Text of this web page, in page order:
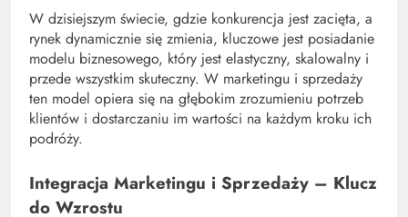
W dzisiejszym świecie, gdzie konkurencja jest zacięta, a
rynek dynamicznie się zmienia, kluczowe jest posiadanie
modelu biznesowego, który jest elastyczny, skalowalny i
przede wszystkim skuteczny. W marketingu i sprzedaży
ten model opiera się na głębokim zrozumieniu potrzeb
klientów i dostarczaniu im wartości na każdym kroku ich
podróży.
Integracja Marketingu i Sprzedaży – Klucz
do Wzrostu